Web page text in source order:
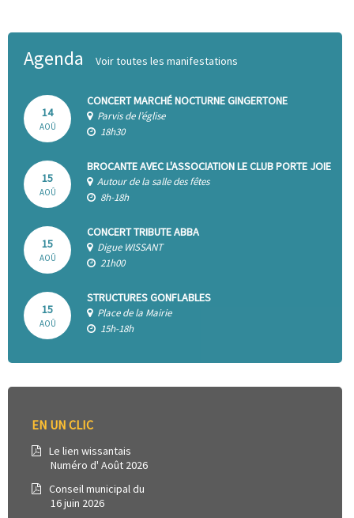
Agenda Voir toutes les manifestations
14
AOÛ
CONCERT MARCHÉ NOCTURNE GINGERTONE
Parvis de l’église
18h30
15
AOÛ
BROCANTE AVEC L'ASSOCIATION LE CLUB PORTE JOIE
Autour de la salle des fêtes
8h-18h
15
AOÛ
CONCERT TRIBUTE ABBA
Digue WISSANT
21h00
15
AOÛ
STRUCTURES GONFLABLES
Place de la Mairie
15h-18h
EN UN CLIC
Le lien wissantais
Numéro d' Août 2026
Conseil municipal du
16 juin 2026